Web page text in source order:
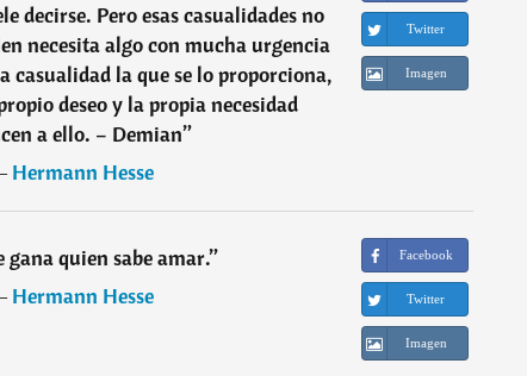
decirse. Pero esas casualidades no
necesita algo con mucha urgencia
casualidad la que se lo proporciona,
deseo y la propia necesidad
a ello. – Demian”
Hermann Hesse
Twitter
Imagen
gana quien sabe amar.”
Hermann Hesse
Facebook
Twitter
Imagen